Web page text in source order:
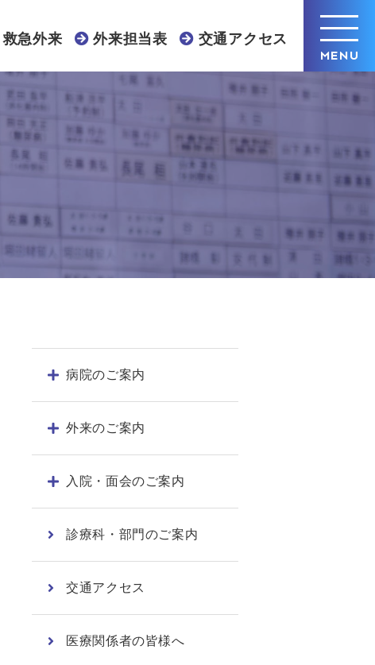
救急外来 外来担当表 交通アクセス
MENU
病院のご案内
外来のご案内
入院・面会のご案内
診療科・部門のご案内
交通アクセス
医療関係者の皆様へ